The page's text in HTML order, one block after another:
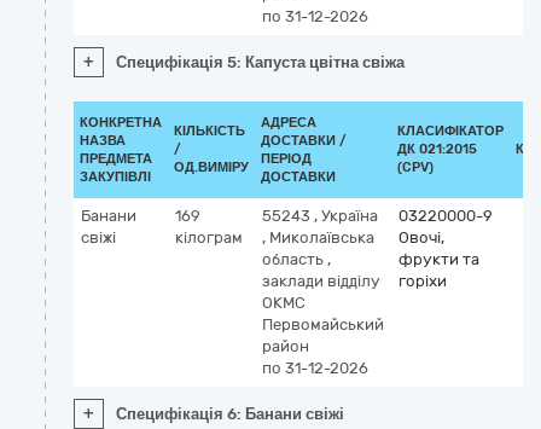
по 31-12-2026
+ Специфікація 5: Капуста цвітна свіжа
КОНКРЕТНА
НАЗВА
ПРЕДМЕТА
ЗАКУПІВЛІ
КІЛЬКІСТЬ
/
ОД.ВИМІРУ
АДРЕСА
ДОСТАВКИ /
ПЕРІОД
ДОСТАВКИ
КЛАСИФІКАТОР
ДК 021:2015
(CPV)
Банани
свіжі
169
кілограм
55243 , Україна
, Миколаївська
область ,
заклади відділу
ОКМС
Первомайський
район
по 31-12-2026
03220000-9
Овочі,
фрукти та
горіхи
+ Специфікація 6: Банани свіжі